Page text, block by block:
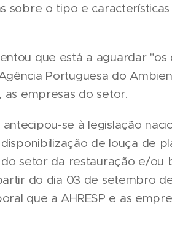
sobre o tipo e
que está a aguardar "os
Portuguesa do
empresas do setor.
se à legislação
de louça de
do setor da restauração e/ou
do dia 03 de setembro
que a AHRESP e as